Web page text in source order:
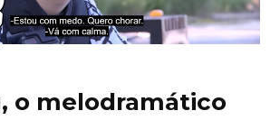
o melodramático